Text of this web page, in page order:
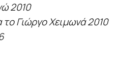
2010
Γιώργο Χειμωνά 2010